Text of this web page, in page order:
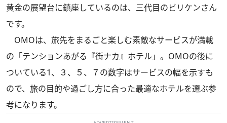
黄金の展望台に鎮座しているのは、三代目のビリケンさん
です。
OMOは、旅先をまるごと楽しむ素敵なサービスが満載
の「テンションあがる『街ナカ』ホテル」。OMOの後に
ついている1、３、５、７の数字はサービスの幅を示すも
ので、旅の目的や過ごし方に合った最適なホテルを選ぶ参
考になります。